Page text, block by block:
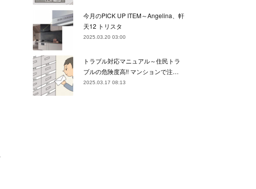
(25)
(21)
(23)
(24)
(21)
(23)
(24)
(22
(23)
(21)
(
(21)
24)
(22)
(33)
( 28
(31)
27)
(21)
)
(34)
( 8
今月のPICK UP ITEM～Angelina、軒
天12 トリスタ
2025.03.20 03:00
トラブル対応マニュアル～住民トラ
ブルの危険度高!! マンションで注…
2025.03.17 08:13